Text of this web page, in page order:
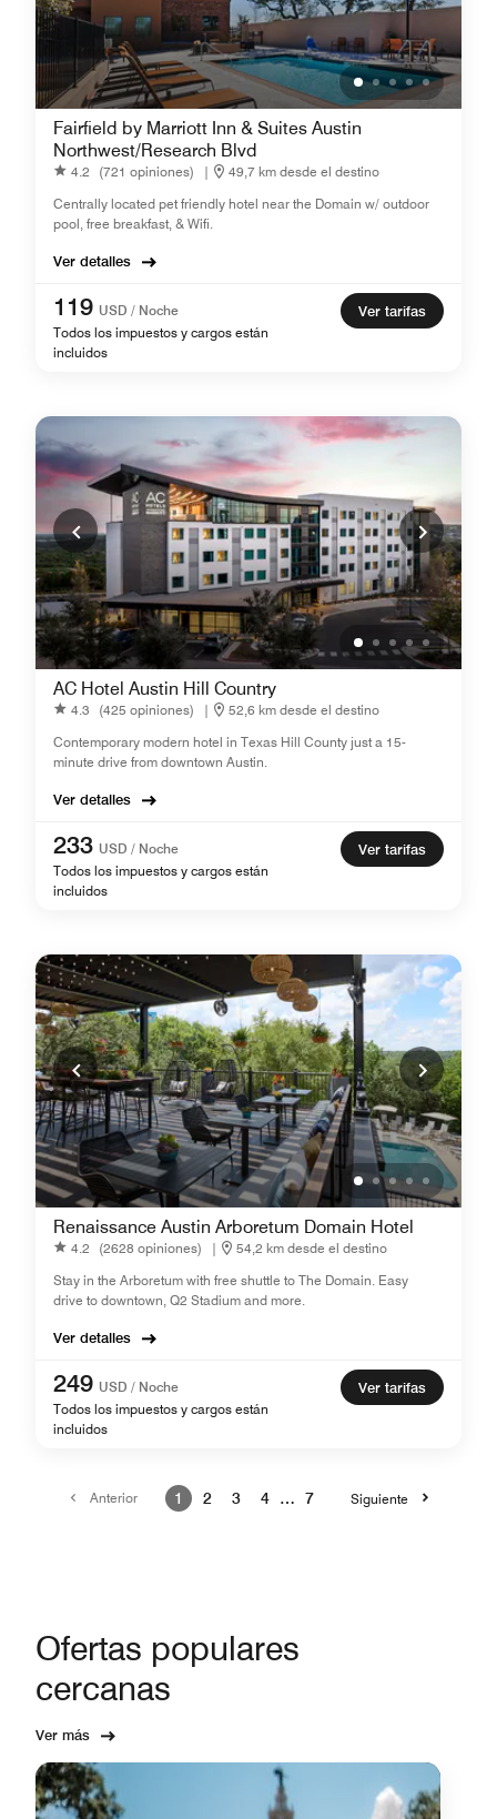
Fairfield by Marriott Inn & Suites Austin
Northwest/Research Blvd
4.2 (721 opiniones) |
49,7 km desde el destino
Centrally located pet friendly hotel near the Domain w/ outdoor
pool, free breakfast, & Wifi.
Ver detalles
119 USD / Noche
Todos los impuestos y cargos están
incluidos
Ver tarifas
AC Hotel Austin Hill Country
4.3 (425 opiniones) |
52,6 km desde el destino
Contemporary modern hotel in Texas Hill County just a 15-
minute drive from downtown Austin.
Ver detalles
233 USD / Noche
Todos los impuestos y cargos están
incluidos
Ver tarifas
Renaissance Austin Arboretum Domain Hotel
4.2 (2628 opiniones) |
54,2 km desde el destino
Stay in the Arboretum with free shuttle to The Domain. Easy
drive to downtown, Q2 Stadium and more.
Ver detalles
249 USD / Noche
Todos los impuestos y cargos están
incluidos
Ver tarifas
Anterior 1 2 3 4 … 7 Siguiente
Ofertas populares
cercanas
Ver más